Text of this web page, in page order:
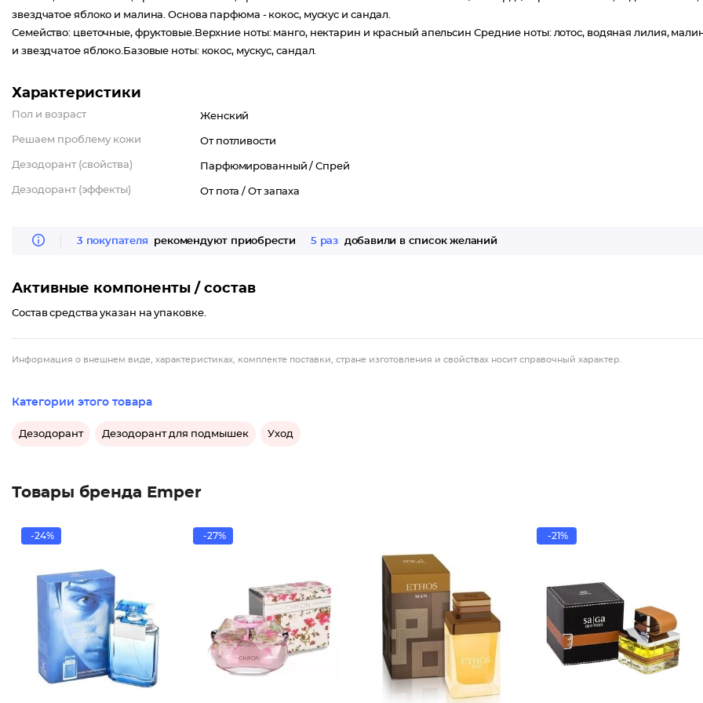
звездчатое яблоко и малина. Основа парфюма - кокос, мускус и сандал.
Семейство: цветочные, фруктовые.Верхние ноты: манго, нектарин и красный апельсин Средние ноты: лотос, водяная лилия,
и звездчатое яблоко.Базовые ноты: кокос, мускус, сандал.
Характеристики
Пол и возраст Женский
Решаем проблему кожи От потливости
Дезодорант (свойства) Парфюмированный /Спрей
Дезодорант (эффекты) От пота /От запаха
3 покупателя рекомендуют приобрести 5 раз добавили в список желаний
Активные компоненты / состав
Состав средства указан на упаковке.
Информация о внешнем виде, характеристиках, комплекте поставки, стране изготовления и свойствах носит справочный характер.
Категории этого товара
Дезодорант Дезодорант для подмышек Уход
Товары бренда Emper
-24% -27% -21%